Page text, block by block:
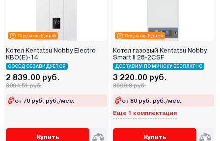
Под заказ 5 дней
Котел Kentatsu Nobby Electro
KBO(E)-14
СОСЕД ОБЗАВИДУЕТСЯ
2 839.00 руб.
3094.51 руб.
от 70 руб. руб./мес.
Купить
Под заказ 5 дней
Котел газовый Kentatsu Nobby
Smart II 28-2CSF
ДОСТАВИМ ПО МИНСКУ БЕСПЛАТНО
3 220.00 руб.
3509.8 руб.
от 80 руб. руб./мес.
Еще 1 комплектация
Купить